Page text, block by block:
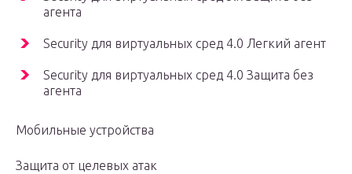
агента
Security для виртуальных сред 4.0 Легкий агент
Security для виртуальных сред 4.0 Защита без
агента
Мобильные устройства
Защита от целевых атак